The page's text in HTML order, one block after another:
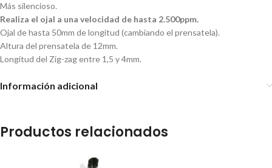
Más silencioso.
Realiza el ojal a una velocidad de hasta 2.500ppm.
Ojal de hasta 50mm de longitud (cambiando el prensatela).
Altura del prensatela de 12mm.
Longitud del Zig-zag entre 1,5 y 4mm.
Información adicional
Productos relacionados